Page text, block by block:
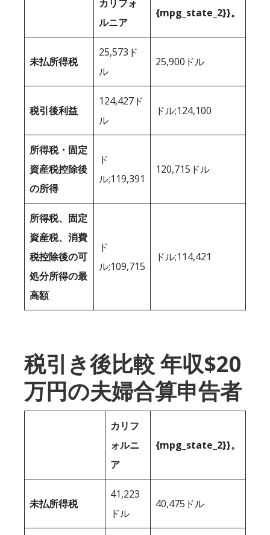
カリフォ
ルニア
{mpg_state_2}}。
未払所得税
25,573ド
ル
25,900ドル
税引後利益
124,427ド
ル
ドル;124,100
所得税・固定
資産税控除後
の所得
ド
ル;119,391
120,715ドル
所得税、固定
資産税、消費
税控除後の可
処分所得の最
高額
ド
ル;109,715
ドル;114,421
税引き後比較 年収$20
万円の夫婦合算申告者
カリフ
ォルニ
ア
{mpg_state_2}}。
未払所得税
41,223
ドル
40,475ドル